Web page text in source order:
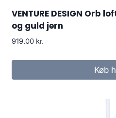
VENTURE DESIGN Orb
og guld jern
919.00 kr.
Køb